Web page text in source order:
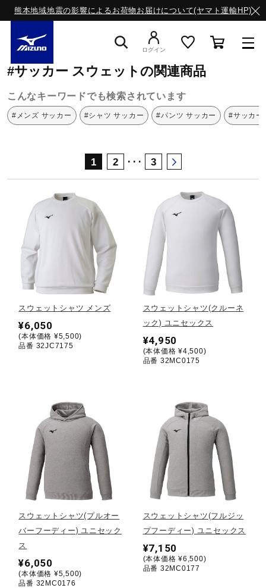
熊本地域地震の影響によるお荷物お届けについて(ヤマト運輸HP)
ライフスタイルウエア
ランニング
サッカー／フットサル
トレーニング
ゴルフ
バレーボール
テニス／ソフトテニス
バドミントン
陸上競技
ログイン
ミズノ公式オンライン スウェット
#サッカー スウェットの関連商品
こんなキーワードでも検索されています
#メンズ サッカー #シャツ サッカー #パンツ サッカー #サッカー
1 2 ･･･ 3
スウェットシャツ メンズ
¥6,050
(本体価格 ¥5,500)
品番 32JC7175
スウェットシャツ(クルーネ
ック) ユニセックス
¥4,950
(本体価格 ¥4,500)
品番 32MC0175
スウェットシャツ(プルオー
バーフーディー) ユニセック
ス
¥6,050
(本体価格 ¥5,500)
品番 32MC0176
スウェットシャツ(フルジッ
プフーディー) ユニセックス
¥7,150
(本体価格 ¥6,500)
品番 32MC0177